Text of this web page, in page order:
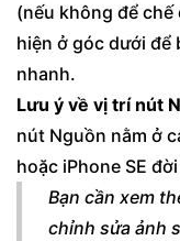
(nếu không để
hiện ở góc dưới để
nhanh.
Lưu ý về vị trí nút
nút Nguồn nằm ở
hoặc iPhone SE
Bạn cần xem
chỉnh sửa ảnh